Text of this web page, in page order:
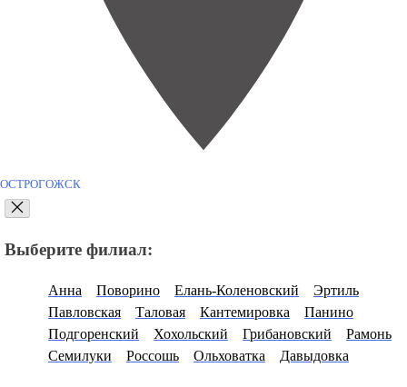
ОСТРОГОЖСК
Выберите филиал:
Анна Поворино Елань-Коленовский
Эртиль
Павловская
Таловая Кантемировка
Панино
Подгоренский
Хохольский Грибановский
Рамонь
Семилуки
Россошь Ольховатка Давыдовка